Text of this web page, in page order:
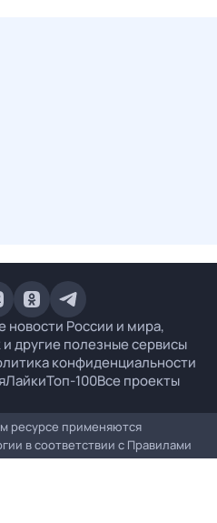
России и мира,
другие полезные сервисы
конфиденциальности
ЛайкиТоп-100Все проекты
ресурсе применяются
в соответствии с Правилами